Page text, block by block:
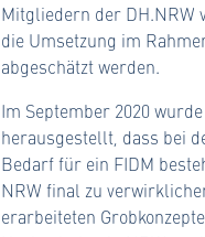
Mitgliedern der DH.NRW
die Umsetzung im
abgeschätzt werden.
Im September 2020
herausgestellt, dass bei
Bedarf für ein FIDM
NRW final zu
erarbeiteten